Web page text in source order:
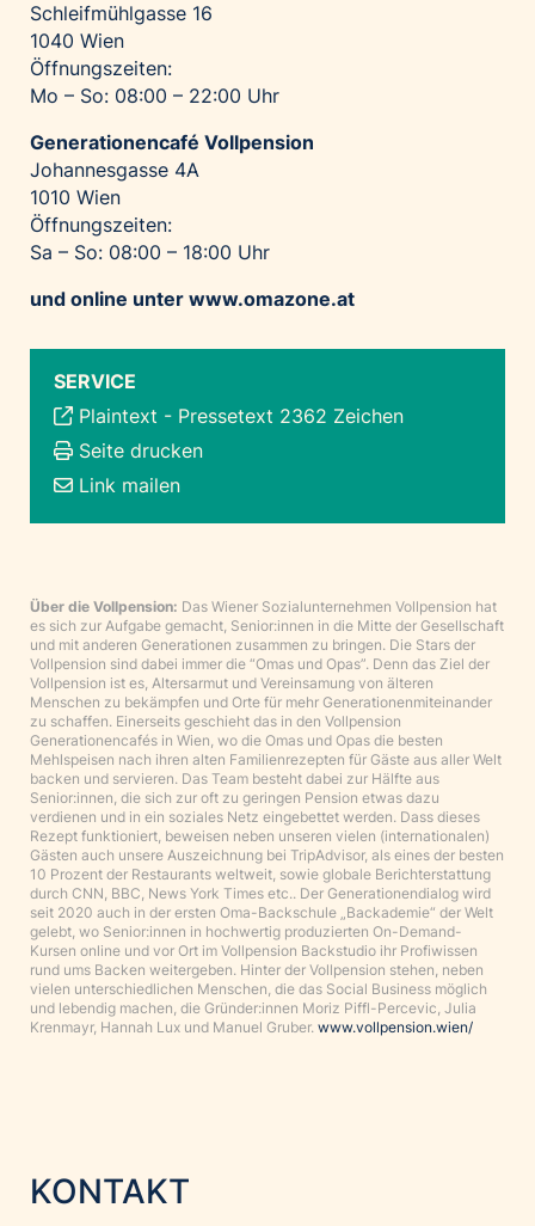
Schleifmühlgasse 16
1040 Wien
Öffnungszeiten:
Mo – So: 08:00 – 22:00 Uhr
Generationencafé Vollpension
Johannesgasse 4A
1010 Wien
Öffnungszeiten:
Sa – So: 08:00 – 18:00 Uhr
und online unter www.omazone.at
SERVICE
Plaintext - Pressetext 2362 Zeichen
Seite drucken
Link mailen
Über die Vollpension: Das Wiener Sozialunternehmen Vollpension hat
es sich zur Aufgabe gemacht, Senior:innen in die Mitte der Gesellschaft
und mit anderen Generationen zusammen zu bringen. Die Stars der
Vollpension sind dabei immer die “Omas und Opas”. Denn das Ziel der
Vollpension ist es, Altersarmut und Vereinsamung von älteren
Menschen zu bekämpfen und Orte für mehr Generationenmiteinander
zu schaffen. Einerseits geschieht das in den Vollpension
Generationencafés in Wien, wo die Omas und Opas die besten
Mehlspeisen nach ihren alten Familienrezepten für Gäste aus aller Welt
backen und servieren. Das Team besteht dabei zur Hälfte aus
Senior:innen, die sich zur oft zu geringen Pension etwas dazu
verdienen und in ein soziales Netz eingebettet werden. Dass dieses
Rezept funktioniert, beweisen neben unseren vielen (internationalen)
Gästen auch unsere Auszeichnung bei TripAdvisor, als eines der besten
10 Prozent der Restaurants weltweit, sowie globale Berichterstattung
durch CNN, BBC, News York Times etc.. Der Generationendialog wird
seit 2020 auch in der ersten Oma-Backschule „Backademie“ der Welt
gelebt, wo Senior:innen in hochwertig produzierten On-Demand-
Kursen online und vor Ort im Vollpension Backstudio ihr Profiwissen
rund ums Backen weitergeben. Hinter der Vollpension stehen, neben
vielen unterschiedlichen Menschen, die das Social Business möglich
und lebendig machen, die Gründer:innen Moriz Piffl-Percevic, Julia
Krenmayr, Hannah Lux und Manuel Gruber. www.vollpension.wien/
KONTAKT